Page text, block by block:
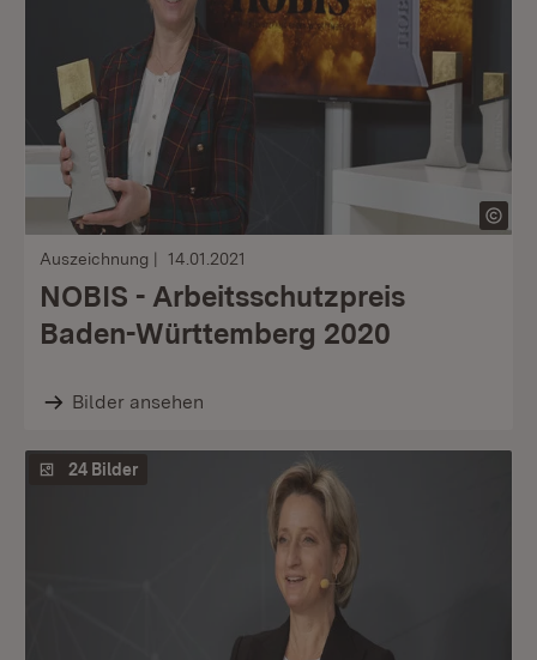
Auszeichnung 14.01.2021
NOBIS - Arbeitsschutzpreis
Baden-Württemberg 2020
Bilder ansehen
24 Bilder